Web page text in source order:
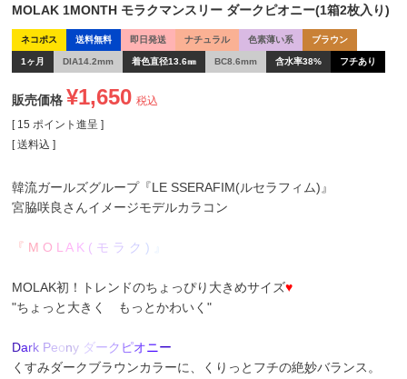
MOLAK 1MONTH モラクマンスリー ダークピオニー(1箱2枚入り)
ネコポス 送料無料 即日発送 ナチュラル 色素薄い系 ブラウン
1ヶ月 DIA14.2mm 着色直径13.6㎜ BC8.6mm 含水率38% フチあり
販売価格 ¥1,650 税込
[ 15 ポイント進呈 ]
送料込
韓流ガールズグループ『LE SSERAFIM(ルセラフィム)』
宮脇咲良 さんイメージモデルカラコン
『 M O L A K ( モ ラ ク )
MOLAK初！トレンドのちょっぴり大きめサイズ♥
"ちょっと大きく もっとかわいく"
Dark Peony ダーク ピオニー
くすみダークブラウンカラーに、くりっとフチの絶妙バランス。